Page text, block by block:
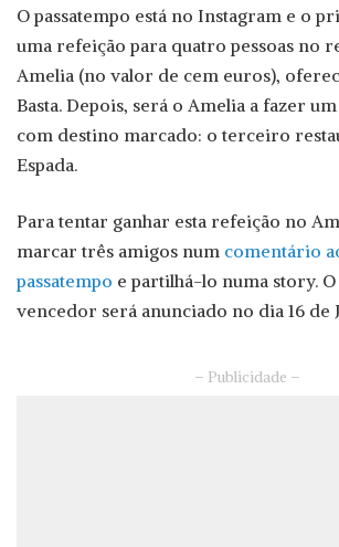
O passatempo está no Instagram e o
uma refeição para quatro pessoas no
Amelia (no valor de cem euros),
Basta. Depois, será o Amelia a fazer
com destino marcado: o terceiro
Espada.
Para tentar ganhar esta refeição no
marcar três amigos num comentário
passatempo e partilhá-lo numa story.
vencedor será anunciado no dia 16 de
– Publicidade –